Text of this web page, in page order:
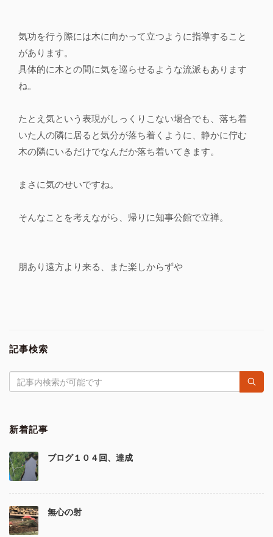
気功を行う際には木に向かって立つように指導すること
があります。
具体的に木との間に気を巡らせるような流派もあります
ね。
たとえ気という表現がしっくりこない場合でも、落ち着
いた人の隣に居ると気分が落ち着くように、静かに佇む
木の隣にいるだけでなんだか落ち着いてきます。
まさに気のせいですね。
そんなことを考えながら、帰りに知事公館で立禅。
朋あり遠方より来る、また楽しからずや
記事検索
新着記事
ブログ１０４回、達成
無心の射